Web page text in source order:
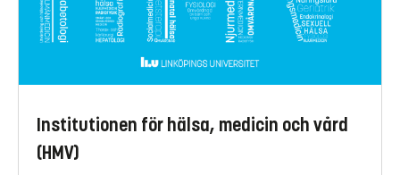
Institutionen för hälsa, medicin och vård
(HMV)